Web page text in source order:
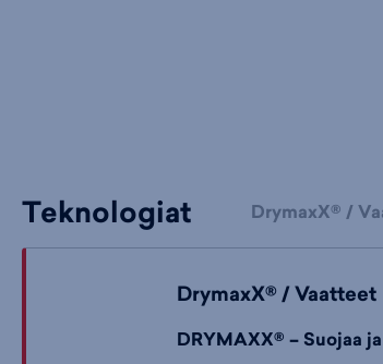
Teknologiat DrymaxX® /
DrymaxX® / Vaatteet
DRYMAXX® – Suojaa